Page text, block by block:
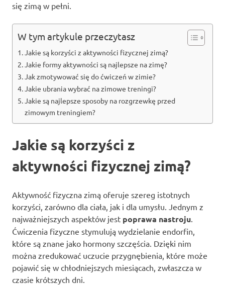
się zimą w pełni.
W tym artykule przeczytasz
Jakie są korzyści z aktywności fizycznej zimą?
Jakie formy aktywności są najlepsze na zimę?
Jak zmotywować się do ćwiczeń w zimie?
Jakie ubrania wybrać na zimowe treningi?
Jakie są najlepsze sposoby na rozgrzewkę przed
zimowym treningiem?
Jakie są korzyści z
aktywności fizycznej zimą?
Aktywność fizyczna zimą oferuje szereg istotnych
korzyści, zarówno dla ciała, jak i dla umysłu. Jednym z
najważniejszych aspektów jest poprawa nastroju.
Ćwiczenia fizyczne stymulują wydzielanie endorfin,
które są znane jako hormony szczęścia. Dzięki nim
można zredukować uczucie przygnębienia, które może
pojawić się w chłodniejszych miesiącach, zwłaszcza w
czasie krótszych dni.